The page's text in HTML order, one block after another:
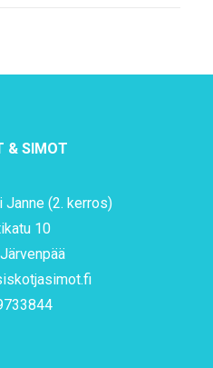
& SIMOT
(2. kerros)
10